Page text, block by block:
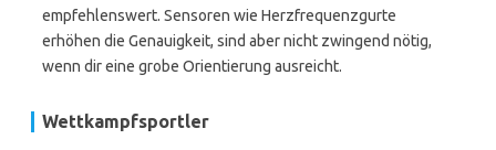
empfehlenswert. Sensoren wie Herzfrequenzgurte
erhöhen die Genauigkeit, sind aber nicht zwingend nötig,
wenn dir eine grobe Orientierung ausreicht.
Wettkampfsportler